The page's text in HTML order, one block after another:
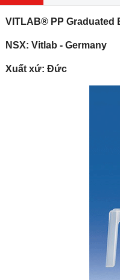
VITLAB® PP Graduated
NSX: Vitlab - Germany
Xuất xứ: Đức